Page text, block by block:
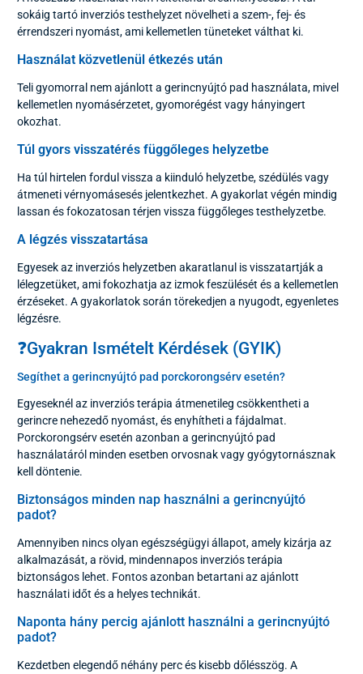
sokáig tartó inverziós testhelyzet növelheti a szem-, fej- és
érrendszeri nyomást, ami kellemetlen tüneteket válthat ki.
Használat közvetlenül étkezés után
Teli gyomorral nem ajánlott a gerincnyújtó pad használata, mivel
kellemetlen nyomásérzetet, gyomorégést vagy hányingert
okozhat.
Túl gyors visszatérés függőleges helyzetbe
Ha túl hirtelen fordul vissza a kiinduló helyzetbe, szédülés vagy
átmeneti vérnyomásesés jelentkezhet. A gyakorlat végén mindig
lassan és fokozatosan térjen vissza függőleges testhelyzetbe.
A légzés visszatartása
Egyesek az inverziós helyzetben akaratlanul is visszatartják a
lélegzetüket, ami fokozhatja az izmok feszülését és a kellemetlen
érzéseket. A gyakorlatok során törekedjen a nyugodt, egyenletes
légzésre.
❓Gyakran Ismételt Kérdések (GYIK)
Segíthet a gerincnyújtó pad porckorongsérv esetén?
Egyeseknél az inverziós terápia átmenetileg csökkentheti a
gerincre nehezedő nyomást, és enyhítheti a fájdalmat.
Porckorongsérv esetén azonban a gerincnyújtó pad
használatáról minden esetben orvosnak vagy gyógytornásznak
kell döntenie.
Biztonságos minden nap használni a gerincnyújtó
padot?
Amennyiben nincs olyan egészségügyi állapot, amely kizárja az
alkalmazását, a rövid, mindennapos inverziós terápia
biztonságos lehet. Fontos azonban betartani az ajánlott
használati időt és a helyes technikát.
Naponta hány percig ajánlott használni a gerincnyújtó
padot?
Kezdetben elegendő néhány perc és kisebb dőlésszög. A